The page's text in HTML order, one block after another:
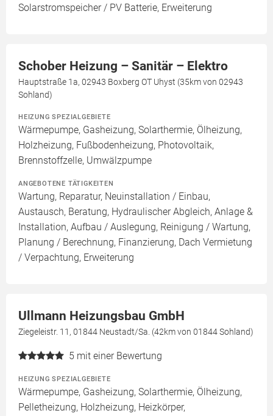
Solarstromspeicher / PV Batterie, Erweiterung
Schober Heizung – Sanitär – Elektro
Hauptstraße 1a, 02943 Boxberg OT Uhyst (35km von 02943
Sohland)
HEIZUNG SPEZIALGEBIETE
Wärmepumpe, Gasheizung, Solarthermie, Ölheizung,
Holzheizung, Fußbodenheizung, Photovoltaik,
Brennstoffzelle, Umwälzpumpe
ANGEBOTENE TÄTIGKEITEN
Wartung, Reparatur, Neuinstallation / Einbau,
Austausch, Beratung, Hydraulischer Abgleich, Anlage &
Installation, Aufbau / Auslegung, Reinigung / Wartung,
Planung / Berechnung, Finanzierung, Dach Vermietung
/ Verpachtung, Erweiterung
Ullmann Heizungsbau GmbH
Ziegeleistr. 11, 01844 Neustadt/Sa. (42km von 01844 Sohland)
5 mit einer Bewertung
HEIZUNG SPEZIALGEBIETE
Wärmepumpe, Gasheizung, Solarthermie, Ölheizung,
Pelletheizung, Holzheizung, Heizkörper,